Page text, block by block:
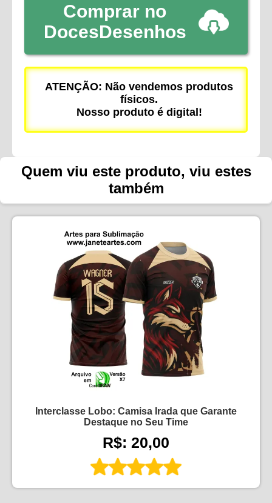
Comprar no
DocesDesenhos
ATENÇÃO: Não vendemos produtos
físicos.
Nosso produto é digital!
Quem viu este produto, viu estes
também
Interclasse Lobo: Camisa Irada que Garante
Destaque no Seu Time
R$: 20,00